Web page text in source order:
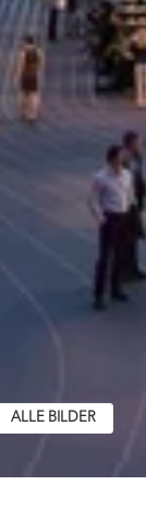
ALLE BILDER